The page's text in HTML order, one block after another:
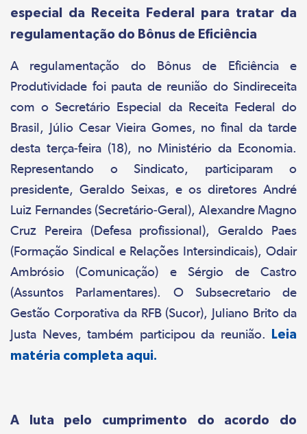
especial da Receita Federal para tratar da
regulamentação do Bônus de Eficiência
A regulamentação do Bônus de Eficiência e
Produtividade foi pauta de reunião do Sindireceita
com o Secretário Especial da Receita Federal do
Brasil, Júlio Cesar Vieira Gomes, no final da tarde
desta terça-feira (18), no Ministério da Economia.
Representando o Sindicato, participaram o
presidente, Geraldo Seixas, e os diretores André
Luiz Fernandes (Secretário-Geral), Alexandre Magno
Cruz Pereira (Defesa profissional), Geraldo Paes
(Formação Sindical e Relações Intersindicais), Odair
Ambrósio (Comunicação) e Sérgio de Castro
(Assuntos Parlamentares). O Subsecretario de
Gestão Corporativa da RFB (Sucor), Juliano Brito da
Justa Neves, também participou da reunião. Leia
matéria completa aqui.
A luta pelo cumprimento do acordo do